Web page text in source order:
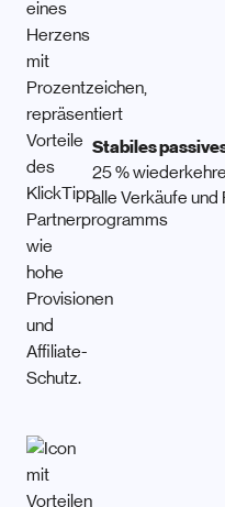
Stabiles
25 %
alle Verkäufe